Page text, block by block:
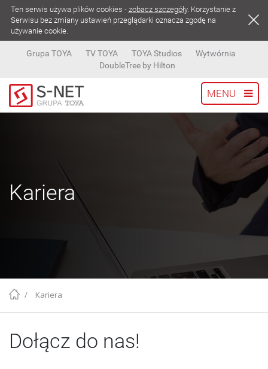
Grupa TOYA TV TOYA TOYA Studios
Wytwórnia
DoubleTree by Hilton
MENU
Kariera
/ Kariera
Dołącz do nas!
Ten serwis używa plików cookies - zobacz szczegóły. Korzystanie z
Serwisu bez zmiany ustawień przeglądarki oznacza zgodę na
używanie cookie.